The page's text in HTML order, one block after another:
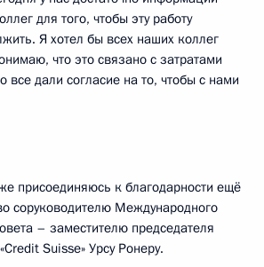
для того, чтобы эту работу
Я хотел бы всех наших коллег
что это связано с затратами
все дали согласие на то, чтобы с нами
присоединяюсь к благодарности ещё
соруководителю Международного
– заместителю председателя
Suisse» Урсу Ронеру.